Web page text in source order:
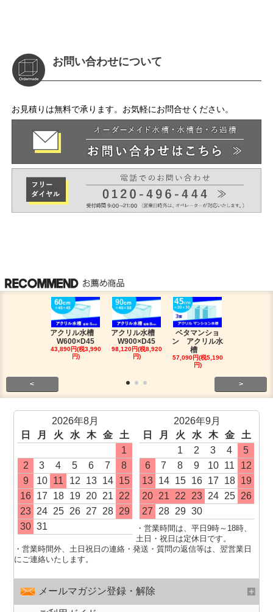
お問い合わせについて
お見積りは無料で承ります。お気軽にお問合せください。
アクリル水槽
W600×D45
43,890円(税3,990
円)
アクリル水槽
W900×D45
98,120円(税8,920
円)
ベタマンショ
ン アクリル水
槽
57,090円(税5,190
円)
< >
2026年8月
日
月 火 水 木 金
土
1
2
3 4 5 6 7
8
9
10 11 12 13 14 15
16 17 18 19 20 21
22
23 24 25 26 27 28 29
30 31
2026年9月
日
月 火 水 木 金
土
1
2 3 4
5
6
7 8 9 10 11
12
13 14 15 16 17 18 19
20 21 22 23 24 25 26
27
28 29 30
・営業時間は、平日9時～18時、
土日・祝日は定休日です。
・営業時間外、土日祝日の連絡・発送・質問の返信等は、翌営業日
にご連絡いたします。
メールマガジン登録・解除